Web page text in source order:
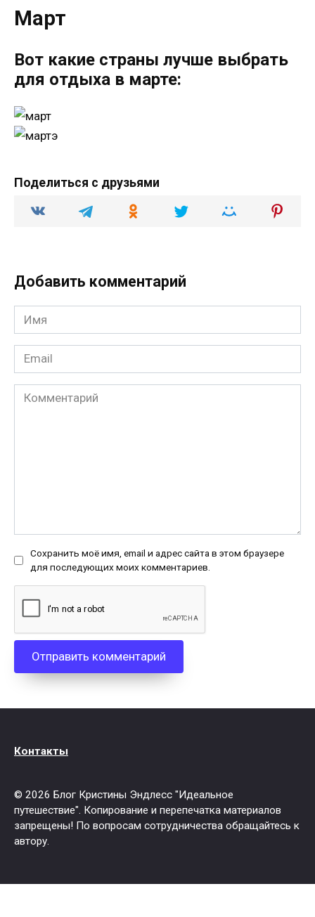
Март
Вот какие страны лучше выбрать
для отдыха в марте:
Поделиться с друзьями
Добавить комментарий
Имя
*
Email
*
Комментарий
Сохранить моё имя, email и адрес сайта в этом браузере
для последующих моих комментариев.
Контакты
© 2026 Блог Кристины Эндлесс "Идеальное
путешествие". Копирование и перепечатка материалов
запрещены! По вопросам сотрудничества обращайтесь к
автору.